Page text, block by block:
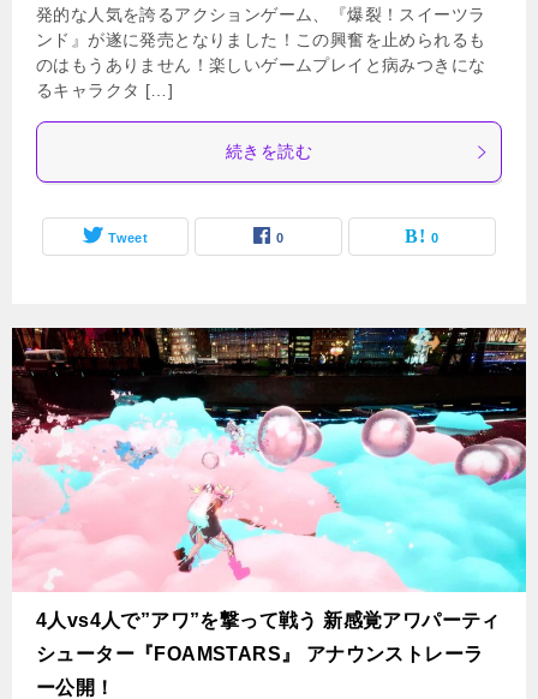
発的な人気を誇るアクションゲーム、『爆裂！スイーツラ
ンド』が遂に発売となりました！この興奮を止められるも
のはもうありません！楽しいゲームプレイと病みつきにな
るキャラクタ […]
続きを読む
Tweet 0 0
4人vs4人で”アワ”を撃って戦う 新感覚アワパーティ
シューター『FOAMSTARS』 アナウンストレーラ
ー公開！